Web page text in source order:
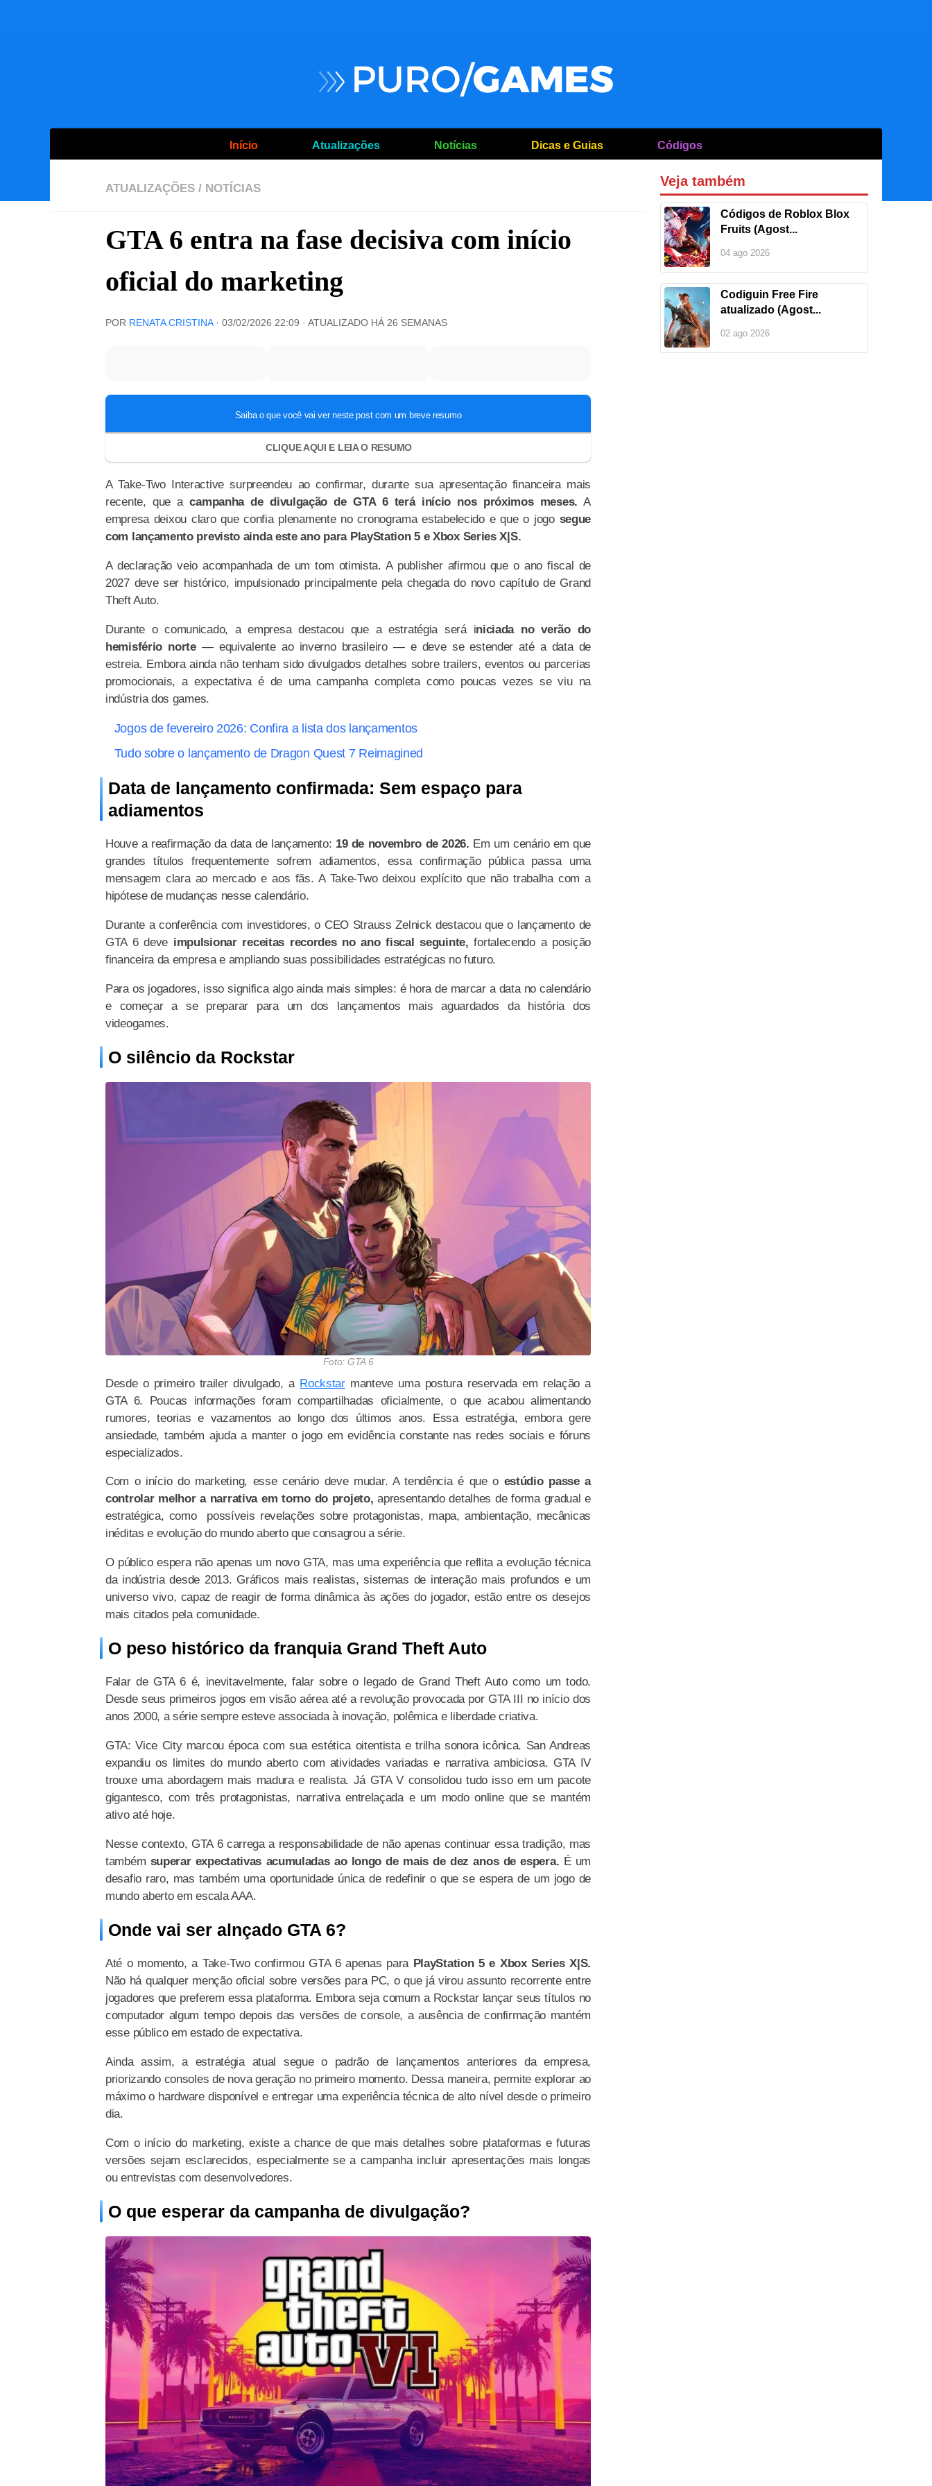
Início Atualizações Notícias Dicas e Guias Códigos
ATUALIZAÇÕES / NOTÍCIAS
GTA 6 entra na fase decisiva com início
oficial do marketing
POR RENATA CRISTINA · 03/02/2026 22:09 · ATUALIZADO HÁ 26 SEMANAS
A Take-Two Interactive surpreendeu ao confirmar, durante sua apresentação financeira mais
recente, que acampanha de divulgação de GTA 6 terá início nos próximos meses. A
empresa deixou claro que confia plenamente no cronograma estabelecido e que o jogo segue
com lançamento previsto ainda este ano para PlayStation 5 e Xbox Series X|S.
A declaração veio acompanhada de um tom otimista. A publisher afirmou que o ano fiscal de
2027 deve ser histórico, impulsionado principalmente pela chegada do novo capítulo de Grand
Theft Auto.
Durante o comunicado, a empresa destacou que a estratégia será iniciada no verão do
hemisfério norte— equivalente ao inverno brasileiro — e deve se estender até a data de
estreia. Embora ainda não tenham sido divulgados detalhes sobre trailers, eventos ou parcerias
promocionais, a expectativa é de uma campanha completa como poucas vezes se viu na
indústria dos games.
Jogos de fevereiro 2026: Confira a lista dos lançamentos
Tudo sobre o lançamento de Dragon Quest 7 Reimagined
Data de lançamento confirmada: Sem espaço para
adiamentos
Houve a reafirmação da data de lançamento: 19 de novembro de 2026. Em um cenário em que
grandes títulos frequentemente sofrem adiamentos, essa confirmação pública passa uma
mensagem clara ao mercado e aos fãs. A Take-Two deixou explícito que não trabalha com a
hipótese de mudanças nesse calendário.
Durante a conferência com investidores, o CEO Strauss Zelnick destacou que o lançamento de
GTA 6 deve impulsionar receitas recordes no ano fiscal seguinte,fortalecendo a posição
financeira da empresa e ampliando suas possibilidades estratégicas no futuro.
Para os jogadores, isso significa algo ainda mais simples: é hora de marcar a data no calendário
e começar a se preparar para um dos lançamentos mais aguardados da história dos
videogames.
O silêncio da Rockstar
Foto: GTA 6
Desde o primeiro trailer divulgado, a Rockstarmanteve uma postura reservada em relação a
GTA 6. Poucas informações foram compartilhadas oficialmente, o que acabou alimentando
rumores, teorias e vazamentos ao longo dos últimos anos. Essa estratégia, embora gere
ansiedade, também ajuda a manter o jogo em evidência constante nas redes sociais e fóruns
especializados.
Com o início do marketing, esse cenário deve mudar. A tendência é que o estúdio passe a
controlar melhor a narrativa em torno do projeto,apresentando detalhes de forma gradual e
estratégica, como possíveis revelações sobre protagonistas, mapa, ambientação, mecânicas
inéditas e evolução do mundo aberto que consagrou a série.
O público espera não apenas um novo GTA, mas uma experiência que reflita a evolução técnica
da indústria desde 2013. Gráficos mais realistas, sistemas de interação mais profundos e um
universo vivo, capaz de reagir de forma dinâmica às ações do jogador, estão entre os desejos
mais citados pela comunidade.
O peso histórico da franquia Grand Theft Auto
Falar de GTA 6 é, inevitavelmente, falar sobre o legado de Grand Theft Auto como um todo.
Desde seus primeiros jogos em visão aérea até a revolução provocada por GTA III no início dos
anos 2000, a série sempre esteve associada à inovação, polêmica e liberdade criativa.
GTA: Vice City marcou época com sua estética oitentista e trilha sonora icônica. San Andreas
expandiu os limites do mundo aberto com atividades variadas e narrativa ambiciosa. GTA IV
trouxe uma abordagem mais madura e realista. Já GTA V consolidou tudo isso em um pacote
gigantesco, com três protagonistas, narrativa entrelaçada e um modo online que se mantém
ativo até hoje.
Nesse contexto, GTA 6 carrega a responsabilidade de não apenas continuar essa tradição, mas
também superar expectativas acumuladas ao longo de mais de dez anos de espera. É um
desafio raro, mas também uma oportunidade única de redefinir o que se espera de um jogo de
mundo aberto em escala AAA.
Onde vai ser alnçado GTA 6?
Até o momento, a Take-Two confirmou GTA 6 apenas para PlayStation 5 e Xbox Series X|S.
Não há qualquer menção oficial sobre versões para PC, o que já virou assunto recorrente entre
jogadores que preferem essa plataforma. Embora seja comum a Rockstar lançar seus títulos no
computador algum tempo depois das versões de console, a ausência de confirmação mantém
esse público em estado de expectativa.
Ainda assim, a estratégia atual segue o padrão de lançamentos anteriores da empresa,
priorizando consoles de nova geração no primeiro momento. Dessa maneira, permite explorar ao
máximo o hardware disponível e entregar uma experiência técnica de alto nível desde o primeiro
dia.
Com o início do marketing, existe a chance de que mais detalhes sobre plataformas e futuras
versões sejam esclarecidos, especialmente se a campanha incluir apresentações mais longas
ou entrevistas com desenvolvedores.
O que esperar da campanha de divulgação?
Veja também
Códigos de Roblox Blox
Fruits (Agost...
04 ago 2026
Codiguin Free Fire
atualizado (Agost...
02 ago 2026